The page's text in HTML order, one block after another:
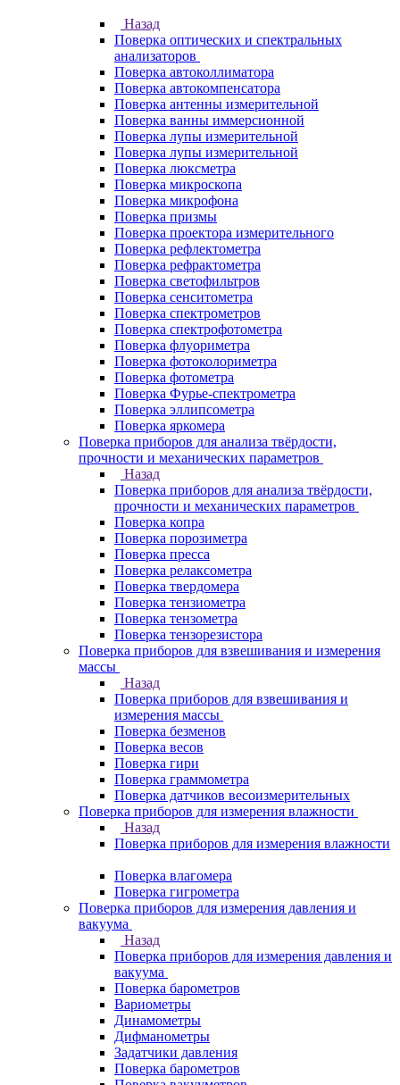
Назад
Поверка оптических и спектральных
анализаторов
Поверка автоколлиматора
Поверка автокомпенсатора
Поверка антенны измерительной
Поверка ванны иммерсионной
Поверка лупы измерительной
Поверка лупы измерительной
Поверка люксметра
Поверка микроскопа
Поверка микрофона
Поверка призмы
Поверка проектора измерительного
Поверка рефлектометра
Поверка рефрактометра
Поверка светофильтров
Поверка сенситометра
Поверка спектрометров
Поверка спектрофотометра
Поверка флуориметра
Поверка фотоколориметра
Поверка фотометра
Поверка Фурье-спектрометра
Поверка эллипсометра
Поверка яркомера
Поверка приборов для анализа твёрдости,
прочности и механических параметров
Назад
Поверка приборов для анализа твёрдости,
прочности и механических параметров
Поверка копра
Поверка порозиметра
Поверка пресса
Поверка релаксометра
Поверка твердомера
Поверка тензиометра
Поверка тензометра
Поверка тензорезистора
Поверка приборов для взвешивания и измерения
массы
Назад
Поверка приборов для взвешивания и
измерения массы
Поверка безменов
Поверка весов
Поверка гири
Поверка граммометра
Поверка датчиков весоизмерительных
Поверка приборов для измерения влажности
Назад
Поверка приборов для измерения влажности
Поверка влагомера
Поверка гигрометра
Поверка приборов для измерения давления и
вакуума
Назад
Поверка приборов для измерения давления и
вакуума
Поверка барометров
Вариометры
Динамометры
Дифманометры
Задатчики давления
Поверка барометров